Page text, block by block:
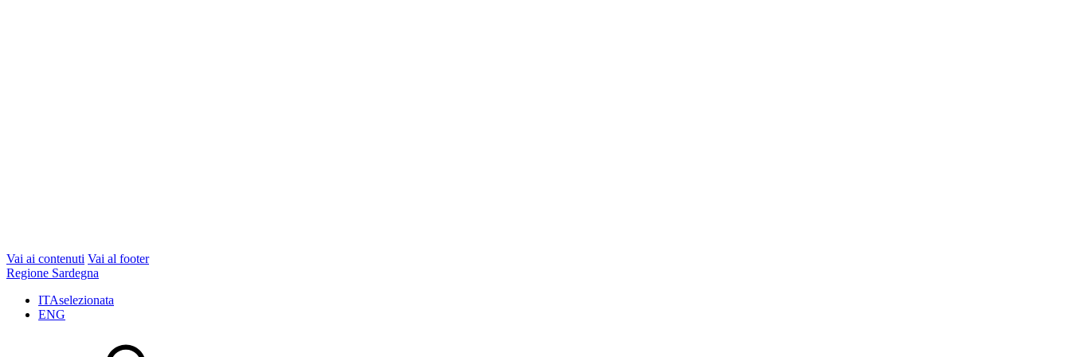
Vai ai contenuti Vai al footer
Regione Sardegna
ITAselezionata
ENG